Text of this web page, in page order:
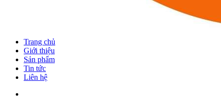
Trang chủ
Giới thiệu
Sản phẩm
Tin tức
Liên hệ